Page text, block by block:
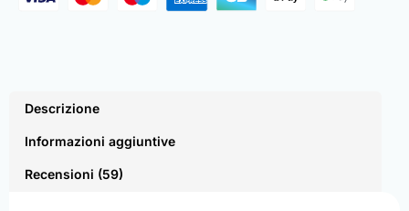
Descrizione
Informazioni aggiuntive
Recensioni (59)